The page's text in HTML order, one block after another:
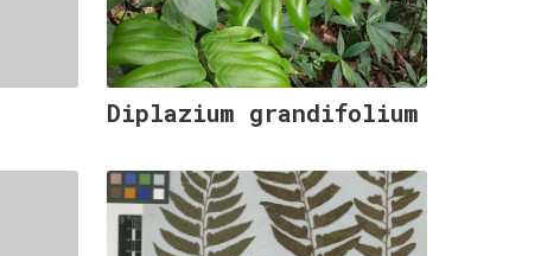
Diplazium grandifolium